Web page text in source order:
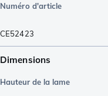
Numéro d'article
CE52423
Dimensions
Hauteur de la lame